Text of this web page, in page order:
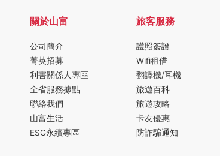
關於山富
公司簡介
菁英招募
利害關係人專區
全省服務據點
聯絡我們
山富生活
ESG永續專區
旅客服務
護照簽證
Wifi租借
翻譯機/耳機
旅遊百科
旅遊攻略
卡友優惠
防詐騙通知